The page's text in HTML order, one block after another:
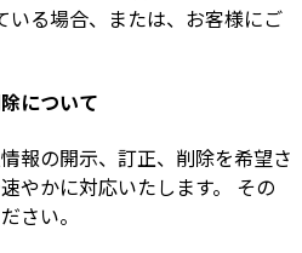
いる場合、または、お客様にご
について
報の開示、訂正、削除を希望さ
やかに対応いたします。 その
さい。